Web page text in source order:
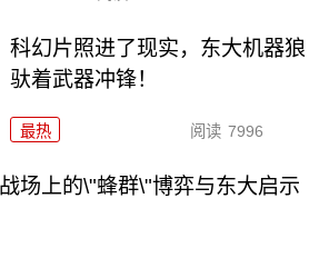
科幻片照进了现实，东大机器狼
驮着武器冲锋！
最热 阅读 7996
场上的\"蜂群\"博弈与东大启示